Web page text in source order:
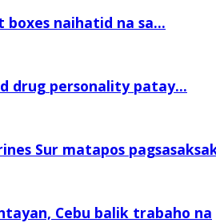
boxes naihatid na sa...
drug personality patay...
Sur matapos
Cebu balik trabaho na